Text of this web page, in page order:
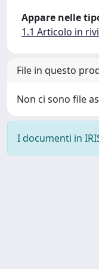
Appare nelle
1.1 Articolo in
File in questo
Non ci sono file
I documenti in